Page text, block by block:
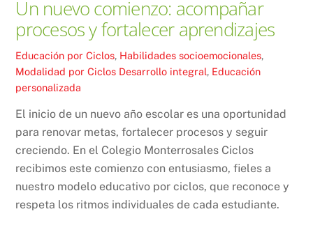
Un nuevo comienzo: acompañar
procesos y fortalecer aprendizajes
Educación por Ciclos, Habilidades socioemocionales,
Modalidad por Ciclos Desarrollo integral, Educación
personalizada
El inicio de un nuevo año escolar es una oportunidad
para renovar metas, fortalecer procesos y seguir
creciendo. En el Colegio Monterrosales Ciclos
recibimos este comienzo con entusiasmo, fieles a
nuestro modelo educativo por ciclos, que reconoce y
respeta los ritmos individuales de cada estudiante.